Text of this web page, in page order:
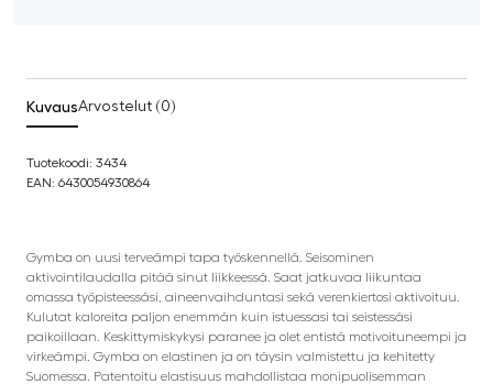
KuvausArvostelut (0)
Tuotekoodi: 3434
EAN: 6430054930864
Gymba on uusi terveämpi tapa työskennellä. Seisominen
aktivointilaudalla pitää sinut liikkeessä. Saat jatkuvaa liikuntaa
omassa työpisteessäsi, aineenvaihduntasi sekä verenkiertosi aktivoituu.
Kulutat kaloreita paljon enemmän kuin istuessasi tai seistessäsi
paikoillaan. Keskittymiskykysi paranee ja olet entistä motivoituneempi ja
virkeämpi. Gymba on elastinen ja on täysin valmistettu ja kehitetty
Suomessa. Patentoitu elastisuus mahdollistaa monipuolisemman